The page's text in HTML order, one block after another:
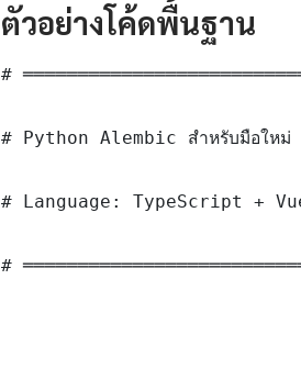
ตัวอย่างโค้ดพื้นฐาน
#
# Python Alembic สำหรับมือใ
# Language: TypeScript +
#